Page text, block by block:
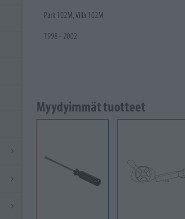
Park 102M, Villa 102M
1998 - 2002
Myydyimmät tuotteet